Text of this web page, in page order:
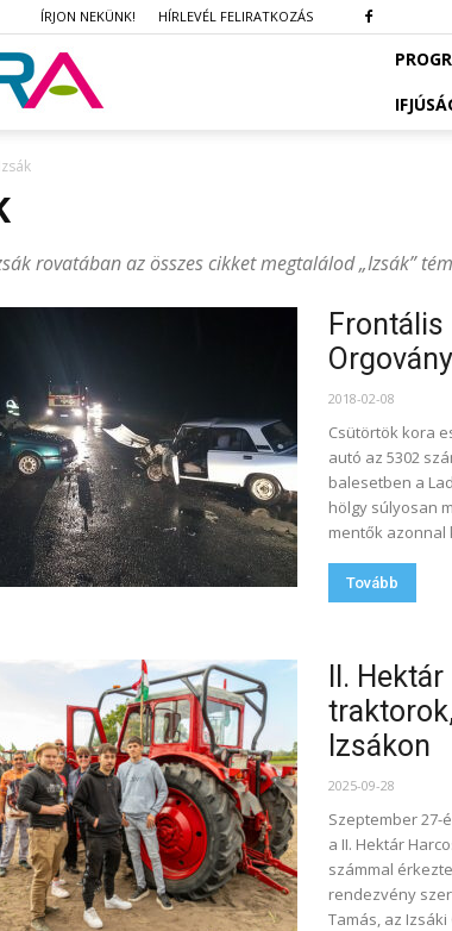
ÍRJON NEKÜNK! HÍRLEVÉL FELIRATKOZÁS
Izsák
rovatában az összes cikket megtalálod „Izsák”
2018-02-08
Csütörtök kora
autó az 5302
balesetben a
hölgy súlyosan
mentők azonnal
Tovább
II.
Izsákon
2025-09-28
Szeptember 27-
a II. Hektár
számmal
rendezvény
Tamás, az